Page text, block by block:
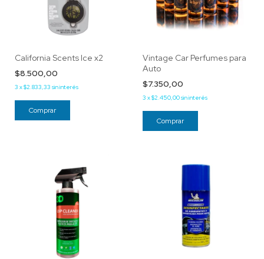
California Scents Ice x2
$8.500,00
3 x$2.833,33 sin interés
Vintage Car Perfumes para
Auto
$7.350,00
3 x$2.450,00sin interés